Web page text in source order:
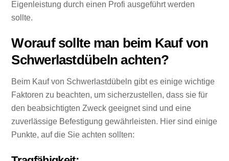
Eigenleistung durch einen Profi ausgeführt werden
sollte.
Worauf sollte man beim Kauf von
Schwerlastdübeln achten?
Beim Kauf von Schwerlastdübeln gibt es einige wichtige
Faktoren zu beachten, um sicherzustellen, dass sie für
den beabsichtigten Zweck geeignet sind und eine
zuverlässige Befestigung gewährleisten. Hier sind einige
Punkte, auf die Sie achten sollten: